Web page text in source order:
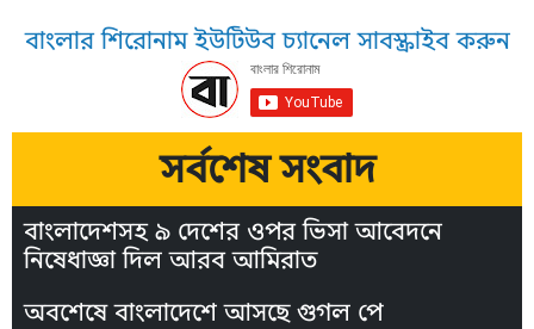
বাংলার শিরোনাম ইউটিউব চ্যানেল সাবস্ক্রাইব করুন
সর্বশেষ সংবাদ
বাংলাদেশসহ ৯ দেশের ওপর ভিসা আবেদনে
নিষেধাজ্ঞা দিল আরব আমিরাত
অবশেষে বাংলাদেশে আসছে গুগল পে